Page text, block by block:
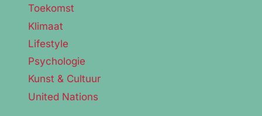
Toekomst
Klimaat
Lifestyle
Psychologie
Kunst & Cultuur
United Nations